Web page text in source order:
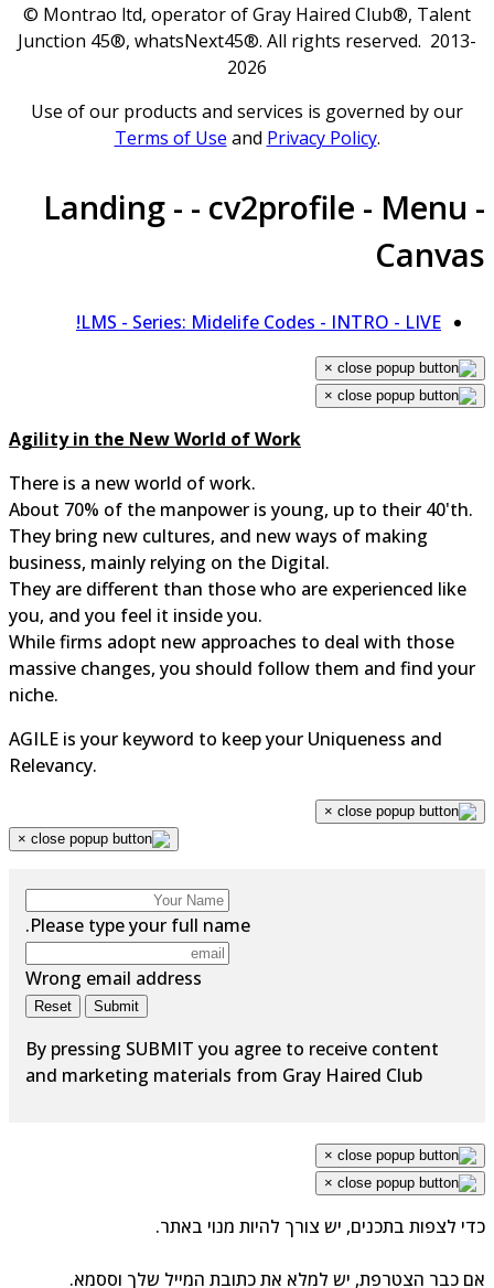
© Montrao ltd, operator of Gray Haired Club®, Talent
Junction 45®, whatsNext45®. All rights reserved.
2026
Use of our products and services is governed by our
Terms of UseandPrivacy Policy
Landing - - cv2profile - Menu
LMS - Series: Midelife Codes - INTRO - LIVE!
×
×
Agility in the New World of Work
There is a new world of work.
About 70% of the manpower is young, up to their 40'th.
They bring new cultures, and new ways of making
business, mainly relying on the Digital.
They are different than those who are experienced like
you, and you feel it inside you.
While firms adopt new approaches to deal with those
massive changes, you should follow them and find your
niche.
AGILE is your keyword to keep your Uniqueness and
Relevancy.
×
×
Please type your full name.
Wrong email address
Submit
Reset
By pressing SUBMIT you agree to receive content
and marketing materials from Gray Haired Club
×
×
לצפות בתכנים, יש צורך להיות מנוי באתר.
כבר הצטרפת, יש למלא את כתובת המייל שלך וססמא.